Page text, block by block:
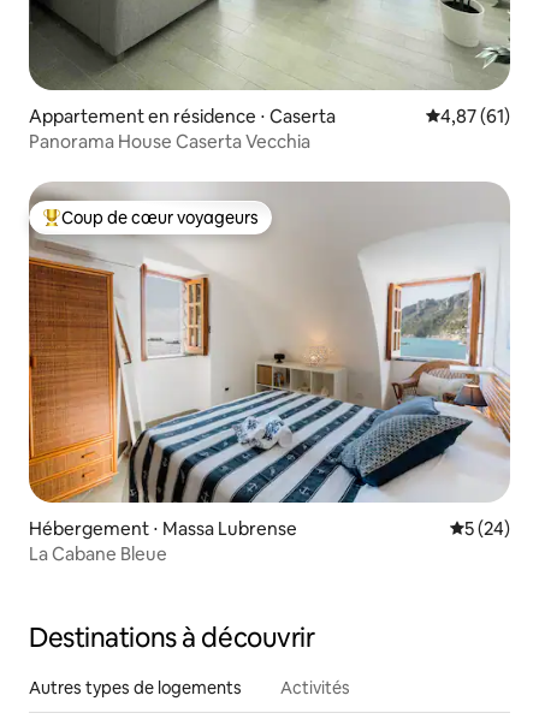
Appartement en résidence ⋅ Caserta Évaluation
4,87 (61)
Panorama House Caserta Vecchia
Coups de cœur voyageurs les plus appréciés
Coup de cœur voyageurs
Hébergement ⋅ Massa Lubrense
5 (24)
La Cabane Bleue
Destinations à découvrir
Autres types de logements Activités